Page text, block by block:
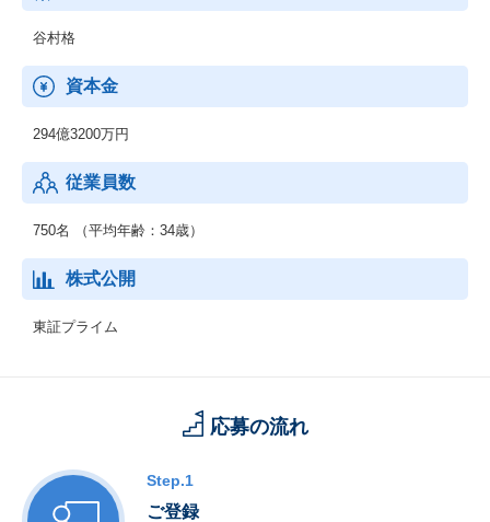
谷村格
資本金
294億3200万円
従業員数
750名 （平均年齢：34歳）
株式公開
東証プライム
応募の流れ
Step.1
ご登録